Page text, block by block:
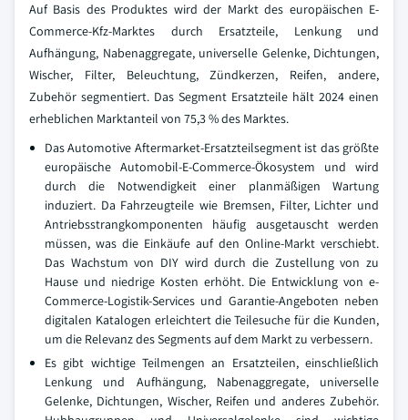
Auf Basis des Produktes wird der Markt des europäischen E-
Commerce-Kfz-Marktes durch Ersatzteile, Lenkung und
Aufhängung, Nabenaggregate, universelle Gelenke, Dichtungen,
Wischer, Filter, Beleuchtung, Zündkerzen, Reifen, andere,
Zubehör segmentiert. Das Segment Ersatzteile hält 2024 einen
erheblichen Marktanteil von 75,3 % des Marktes.
Das Automotive Aftermarket-Ersatzteilsegment ist das größte
europäische Automobil-E-Commerce-Ökosystem und wird
durch die Notwendigkeit einer planmäßigen Wartung
induziert. Da Fahrzeugteile wie Bremsen, Filter, Lichter und
Antriebsstrangkomponenten häufig ausgetauscht werden
müssen, was die Einkäufe auf den Online-Markt verschiebt.
Das Wachstum von DIY wird durch die Zustellung von zu
Hause und niedrige Kosten erhöht. Die Entwicklung von e-
Commerce-Logistik-Services und Garantie-Angeboten neben
digitalen Katalogen erleichtert die Teilesuche für die Kunden,
um die Relevanz des Segments auf dem Markt zu verbessern.
Es gibt wichtige Teilmengen an Ersatzteilen, einschließlich
Lenkung und Aufhängung, Nabenaggregate, universelle
Gelenke, Dichtungen, Wischer, Reifen und anderes Zubehör.